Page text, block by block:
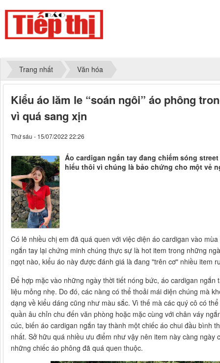
Trang nhất Văn hóa
Kiểu áo lăm le “soán ngôi” áo phông
vì quá sang xịn
Thứ sáu - 15/07/2022 22:26
Áo cardigan ngắn tay đang chiếm sóng
hiểu thôi vì chúng là bảo chứng cho một vẻ
Có lẽ nhiều chị em đã quá quen với việc diện áo cardigan vào
ngắn tay lại chứng minh chúng thực sự là hot item trong những
ngọt nào, kiểu áo này được đánh giá là đang "trên cơ" nhiều item
Để hợp mặc vào những ngày thời tiết nóng bức, áo cardigan
liệu mỏng nhẹ. Do đó, các nàng có thể thoải mái diện chúng mà
dạng về kiểu dáng cũng như màu sắc. Vì thế mà các quý cô có
quần âu chỉn chu đến văn phòng hoặc mặc cùng với chân váy
cúc, biến áo cardigan ngắn tay thành một chiếc áo chui đầu bình
nhất. Sở hữu quá nhiều ưu điểm như vậy nên item này càng
những chiếc áo phông đã quá quen thuộc.